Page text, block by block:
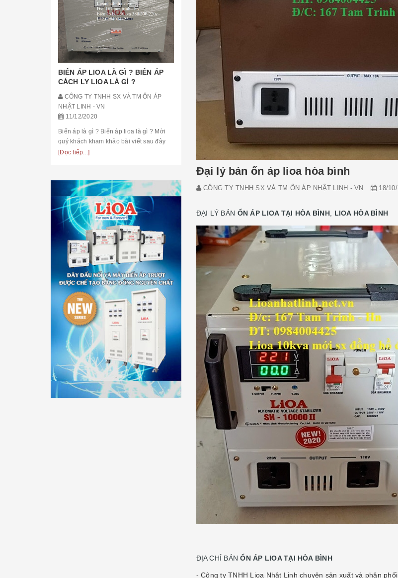
Đại lý bán ổn áp lioa hòa bình
CÔNG TY TNHH SX VÀ TM ỔN ÁP NHẬT LINH - VN 18/
ĐẠI LÝ BÁN ỔN ÁP LIOA TẠI HÒA BÌNH LIOA HÒA BÌNH
ĐỊA CHỈ BÁNỔN ÁP LIOA TẠI HÒA BÌNH
- Công ty TNHH Lioa Nhật Linh chuyên sản xuất và phân
BIẾN ÁP LIOA LÀ GÌ ? BIẾN ÁP
CÁCH LY LIOA LÀ GÌ ?
CÔNG TY TNHH SX VÀ TM ỔN ÁP
NHẬT LINH - VN
11/12/2020
Biến áp là gì ? Biến áp lioa là gì ? Mời
quý khách kham khảo bài viết sau đây
[Đọc tiếp...]
NHẬT LINH - VN
ỔN ÁP LIOA CÁCH LY, ỔN ÁP LIOA
CHỐNG GIẬT, SẢN XUẤT THEO NHU
CẦU ĐẶT HÀNG CỦA QUÝ KHÁCH
NHẬT LINH - VN
11/12/2020